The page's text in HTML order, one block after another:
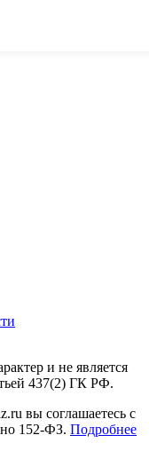
и не является
437(2) ГК РФ.
вы соглашаетесь с
152-ФЗ. Подробнее